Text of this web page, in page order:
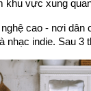
khu vực xung
cao - nơi
nhạc indie. Sau